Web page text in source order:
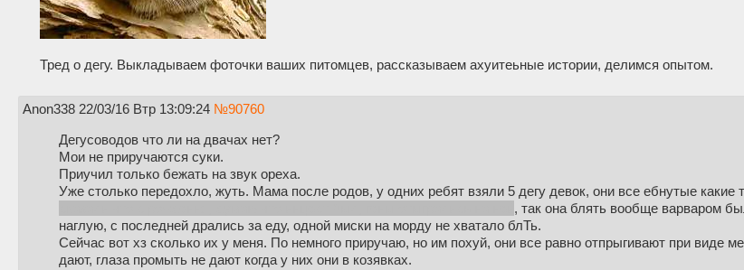
Тред о дегу. Выкладываем фоточки ваших питомцев, рассказываем ахуитеьные истории, делимся опытом.
Anon338 22/03/16 Втр 13:09:24 №90760
Дегусоводов что ли на двачах нет?
Мои не приручаются суки.
Приучил только бежать на звук ореха.
Уже столько передохло, жуть. Мама после родов, у одних ребят взяли 5 дегу девок, они все ебнутые какие
, так она блять вообще варваром
наглую, с последней дрались за еду, одной миски на морду не хватало блТь.
Сейчас вот хз сколько их у меня. По немного приручаю, но им похуй, они все равно отпрыгивают при виде
дают, глаза промыть не дают когда у них они в козявках.